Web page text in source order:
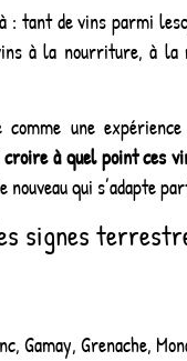
: tant de vins parmi
à la nourriture, à
comme une
à quel point ces
nouveau qui s’adapte
signes
Gamay, Grenache,